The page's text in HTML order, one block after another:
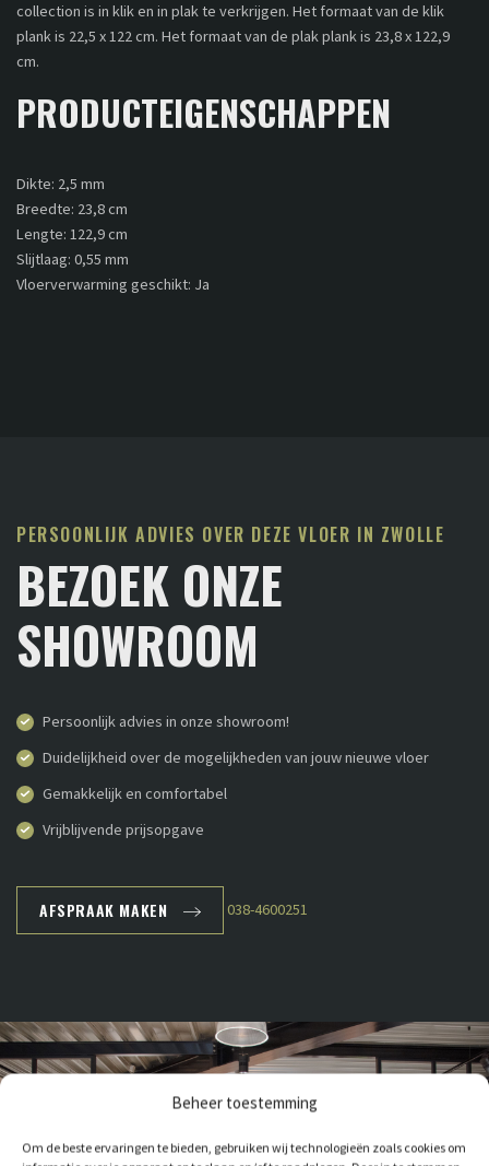
Beheer toestemming
Om de beste ervaringen te bieden, gebruiken wij technologieën zoals cookies om
collection is in klik en in plak te verkrijgen. Het formaat van de klik
plank is 22,5 x 122 cm. Het formaat van de plak plank is 23,8 x 122,9
cm.
PRODUCTEIGENSCHAPPEN
Dikte: 2,5 mm
Breedte: 23,8 cm
Lengte: 122,9 cm
Slijtlaag: 0,55 mm
Vloerverwarming geschikt: Ja
PERSOONLIJK ADVIES OVER DEZE VLOER IN ZWOLLE
BEZOEK ONZE
SHOWROOM
Persoonlijk advies in onze showroom!
Duidelijkheid over de mogelijkheden van jouw nieuwe vloer
Gemakkelijk en comfortabel
Vrijblijvende prijsopgave
AFSPRAAK MAKEN 038-4600251